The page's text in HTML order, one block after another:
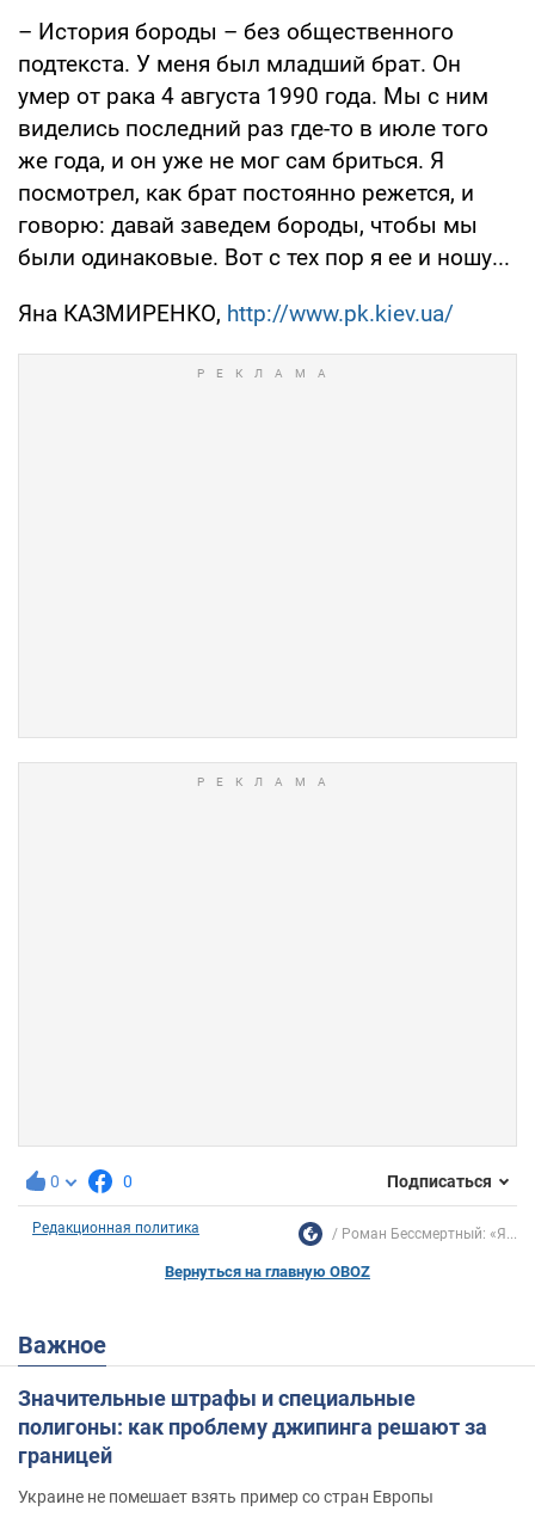
– История бороды – без общественного
подтекста. У меня был младший брат. Он
умер от рака 4 августа 1990 года. Мы с ним
виделись последний раз где-то в июле того
же года, и он уже не мог сам бриться. Я
посмотрел, как брат постоянно режется, и
говорю: давай заведем бороды, чтобы мы
были одинаковые. Вот с тех пор я ее и ношу...
Яна КАЗМИРЕНКО, http://www.pk.kiev.ua/
0 0 Подписаться
Редакционная политика Роман Бессмертный: «Я...
Вернуться на главную OBOZ
Важное
Значительные штрафы и специальные
полигоны: как проблему джипинга решают за
границей
Украине не помешает взять пример со стран Европы